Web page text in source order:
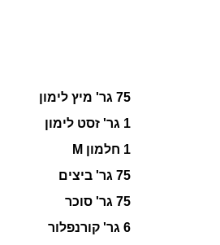
75 גר' מיץ לימון
1 גר' זסט לימון
1 חלמון M
75 גר' ביצים
75 גר' סוכר
6 גר' קורנפלור